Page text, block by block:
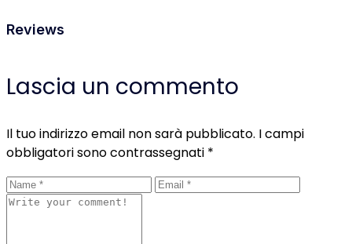
Reviews
Lascia un commento
Il tuo indirizzo email non sarà pubblicato. I campi
obbligatori sono contrassegnati *